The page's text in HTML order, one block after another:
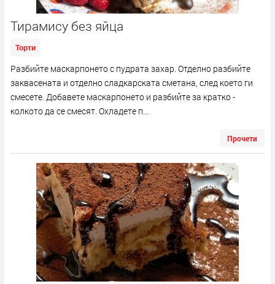
Тирамису без яйца
Торти
Разбийте маскарпонето с пудрата захар. Отделно разбийте
заквасената и отделно сладкарската сметана, след което ги
смесете. Добавете маскарпонето и разбийте за кратко -
колкото да се смесят. Охладете п...
Прочети